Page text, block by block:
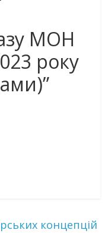
МОН
року
концепцій